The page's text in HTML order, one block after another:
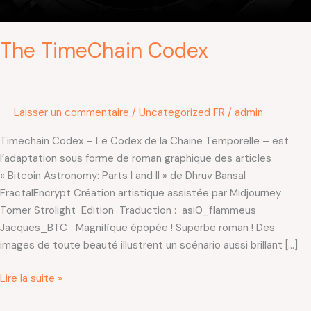
The TimeChain Codex
Laisser un commentaire / Uncategorized FR / admin
Timechain Codex – Le Codex de la Chaine Temporelle – est
l’adaptation sous forme de roman graphique des articles
« Bitcoin Astronomy: Parts I and II » de Dhruv Bansal
FractalEncrypt Création artistique assistée par Midjourney
Tomer Strolight Edition Traduction : asi0_flammeus
Jacques_BTC Magnifique épopée ! Superbe roman ! Des
images de toute beauté illustrent un scénario aussi brillant […]
Lire la suite »